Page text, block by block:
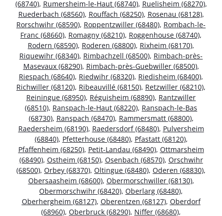
(68740), Rumersheim-le-Haut (68740), Ruelisheim (68270),
Ruederbach (68560), Rouffach (68250), Rosenau (68128),
Rorschwihr (68590), Roppentzwiller (68480), Rombach-le-
Franc (68660), Romagny (68210), Roggenhouse (68740),
Rodern (68590), Roderen (68800), Rixheim (68170),
Riquewihr (68340), Rimbachzell (68500), Rimbach-près-
Masevaux (68290), Rimbach-près-Guebwiller (68500),
Riespach (68640), Riedwihr (68320), Riedisheim (68400),
Richwiller (68120), Ribeauvillé (68150), Retzwiller (68210),
Reiningue (68950), Réguisheim (68890), Rantzwiller
(68510), Ranspach-le-Haut (68220), Ranspach-le-Bas
(68730), Ranspach (68470), Rammersmatt (68800),
Raedersheim (68190), Raedersdorf (68480), Pulversheim
(68840), Pfetterhouse (68480), Pfastatt (68120),
Pfaffenheim (68250), Petit-Landau (68490), Ottmarsheim
(68490), Ostheim (68150), Osenbach (68570), Orschwihr
(68500), Orbey (68370), Oltingue (68480), Oderen (68830),
Obersaasheim (68600), Obermorschwiller (68130),
Obermorschwihr (68420), Oberlarg (68480),
Oberhergheim (68127), Oberentzen (68127), Oberdorf
(68960), Oberbruck (68290), Niffer (68680),